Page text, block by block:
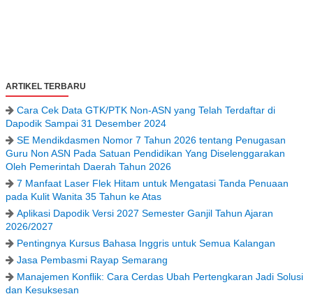
ARTIKEL TERBARU
Cara Cek Data GTK/PTK Non-ASN yang Telah Terdaftar di
Dapodik Sampai 31 Desember 2024
SE Mendikdasmen Nomor 7 Tahun 2026 tentang Penugasan
Guru Non ASN Pada Satuan Pendidikan Yang Diselenggarakan
Oleh Pemerintah Daerah Tahun 2026
7 Manfaat Laser Flek Hitam untuk Mengatasi Tanda Penuaan
pada Kulit Wanita 35 Tahun ke Atas
Aplikasi Dapodik Versi 2027 Semester Ganjil Tahun Ajaran
2026/2027
Pentingnya Kursus Bahasa Inggris untuk Semua Kalangan
Jasa Pembasmi Rayap Semarang
Manajemen Konflik: Cara Cerdas Ubah Pertengkaran Jadi Solusi
dan Kesuksesan